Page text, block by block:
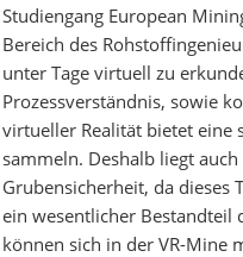
Studiengang European
Bereich des
unter Tage virtuell zu
Prozessverständnis, sowie
virtueller Realität bietet eine
sammeln. Deshalb liegt
Grubensicherheit, da dieses
ein wesentlicher Bestandteil
können sich in der VR-Mine